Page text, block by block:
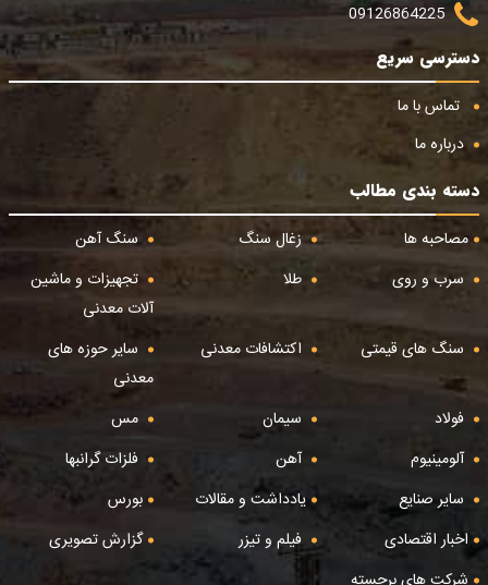
09126864225
دسترسی سریع
تماس با ما
درباره ما
دسته بندی مطالب
مصاحبه ها
زغال سنگ
سنگ آهن
سرب و روی
طلا
تجهیزات و ماشین
آلات معدنی
سنگ های قیمتی
اکتشافات معدنی
سایر حوزه های
معدنی
فولاد
سیمان
مس
آلومینیوم
آهن
فلزات گرانبها
سایر صنایع
یادداشت و مقالات
بورس
اخبار اقتصادی
فیلم و تیزر
گزارش تصویری